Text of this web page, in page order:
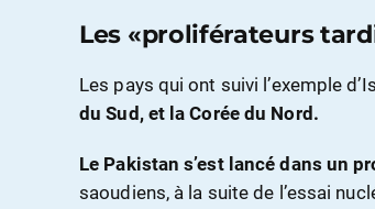
Les «proliférateurs
Les pays qui ont suivi l’exemple
du Sud, et la Corée du Nord.
Le Pakistan s’est lancé dans un
saoudiens, à la suite de l’essai